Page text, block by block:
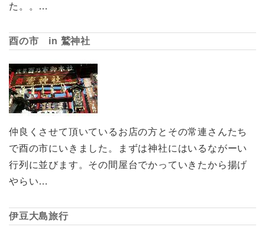
た。。…
酉の市 in 鷲神社
仲良くさせて頂いているお店の方とその常連さんたち
で酉の市にいきました。まずは神社にはいるながーい
行列に並びます。その間屋台でかっていきたから揚げ
やらい…
伊豆大島旅行